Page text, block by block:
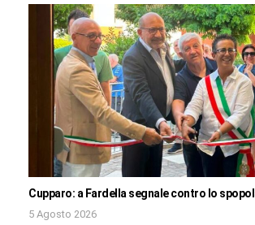
Cupparo: a Fardella segnale contro lo
5 Agosto 2026